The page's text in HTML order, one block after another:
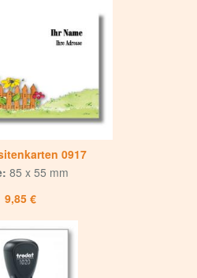
0917
9,85 €
85 x 55 mm